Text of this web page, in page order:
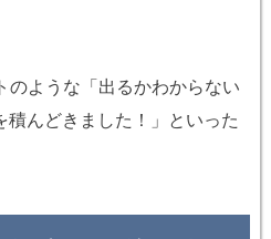
のような「出るかわからない
んどきました！」といった